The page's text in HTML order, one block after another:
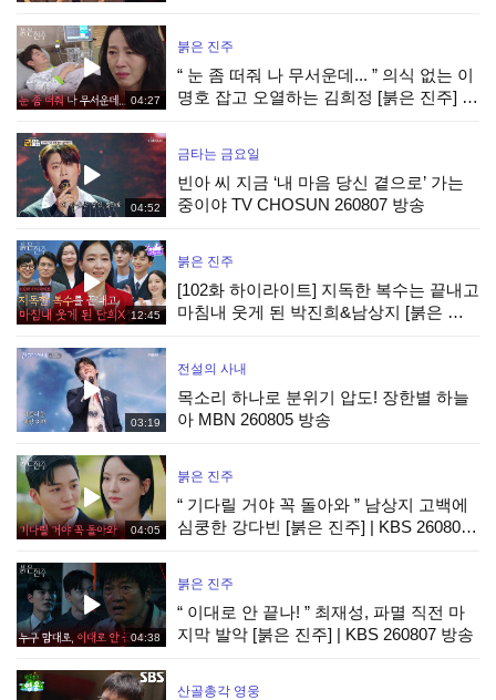
04:27
붉은 진주
“ 눈 좀 떠줘 나 무서운데... ” 의식 없는 이
명호 잡고 오열하는 김희정 [붉은 진주] |
04:52
금타는 금요일
빈아 씨 지금 ‘내 마음 당신 곁으로’ 가는
중이야 TV CHOSUN 260807 방송
12:45
붉은 진주
[102화 하이라이트] 지독한 복수는 끝내고
마침내 웃게 된 박진희&남상지 [붉은 진
03:19
전설의 사내
목소리 하나로 분위기 압도! 장한별 하늘
아 MBN 260805 방송
04:05
붉은 진주
“ 기다릴 거야 꼭 돌아와 ” 남상지 고백에
심쿵한 강다빈 [붉은 진주] | KBS 260807
04:38
붉은 진주
“ 이대로 안 끝나! ” 최재성, 파멸 직전 마
지막 발악 [붉은 진주] | KBS 260807 방송
산골총각 영웅